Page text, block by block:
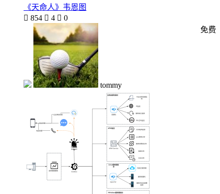
《天命人》韦恩图
 854  4  0
tommy
免费